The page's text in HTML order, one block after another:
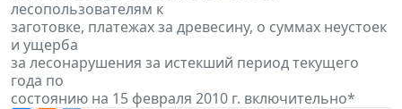
лесопользователям к
заготовке, платежах за древесину, о суммах неустоек
и ущерба
за лесонарушения за истекший период текущего
года по
состоянию на 15 февраля 2010 г. включительно*